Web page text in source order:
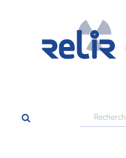
Rechercher